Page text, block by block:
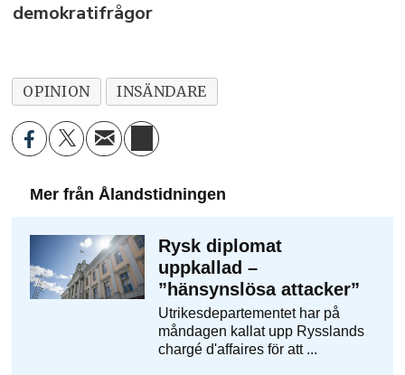
demokratifrågor
OPINION INSÄNDARE